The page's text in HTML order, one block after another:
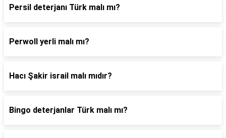
Persil deterjanı Türk malı mı?
Perwoll yerli malı mı?
Hacı Şakir israil malı mıdır?
Bingo deterjanlar Türk malı mı?